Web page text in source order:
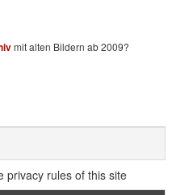
mit alten Bildern ab 2009?
privacy rules of this site